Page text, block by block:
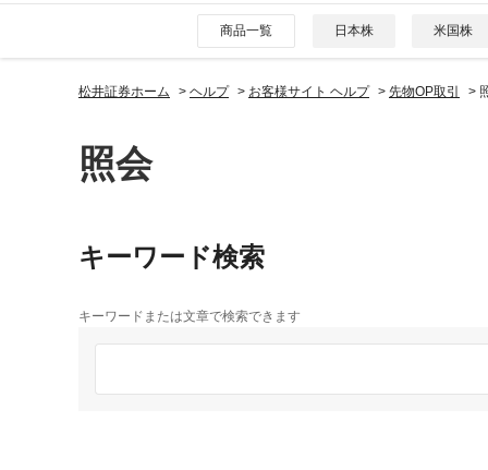
商品一覧 日本株 米国株
松井証券ホーム > ヘルプ > お客様サイト ヘルプ > 先物OP取引 >
照会
キーワード検索
キーワードまたは文章で検索できます